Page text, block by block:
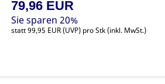
79,96 EUR
Sie sparen 20%
statt99,95 EUR(UVP) pro Stk (inkl. MwSt.)